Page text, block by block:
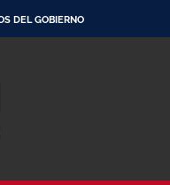
DEL GOBIERNO